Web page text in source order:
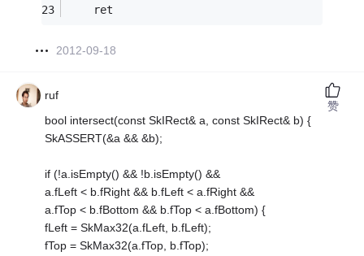
	ret
2012-09-18
ruf
bool intersect(const SkIRect& a, const SkIRect& b) {
SkASSERT(&a && &b);
if (!a.isEmpty() && !b.isEmpty() &&
a.fLeft < b.fRight && b.fLeft < a.fRight &&
a.fTop < b.fBottom && b.fTop < a.fBottom) {
fLeft = SkMax32(a.fLeft, b.fLeft);
fTop = SkMax32(a.fTop, b.fTop);
赞